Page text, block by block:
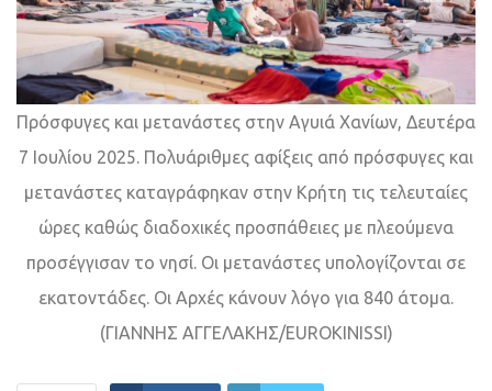
Πρόσφυγες και μετανάστες στην Αγυιά Χανίων, Δευτέρα
7 Ιουλίου 2025. Πολυάριθμες αφίξεις από πρόσφυγες και
μετανάστες καταγράφηκαν στην Κρήτη τις τελευταίες
ώρες καθώς διαδοχικές προσπάθειες με πλεούμενα
προσέγγισαν το νησί. Οι μετανάστες υπολογίζονται σε
εκατοντάδες. Οι Aρχές κάνουν λόγο για 840 άτομα.
(ΓΙΑΝΝΗΣ ΑΓΓΕΛΑΚΗΣ/EUROKINISSI)